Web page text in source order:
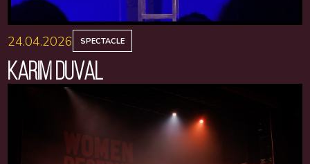
24.04.2026 SPECTACLE
KARIM DUVAL